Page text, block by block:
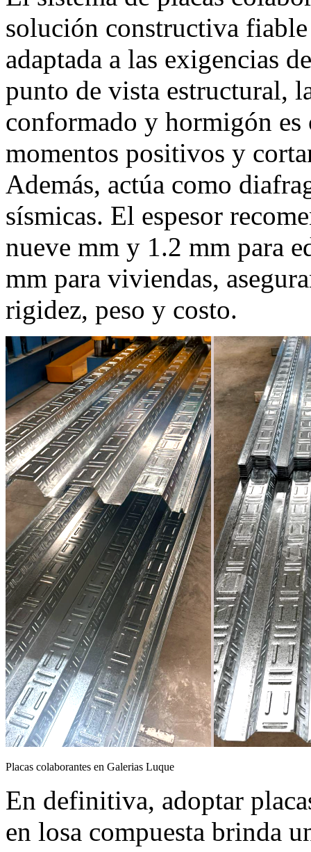
solución constructiva
adaptada a las exigencias
punto de vista estructural,
conformado y hormigón es
momentos positivos y
Además, actúa como
sísmicas. El espesor
nueve mm y 1.2 mm para
mm para viviendas,
rigidez, peso y costo.
Placas colaborantes en Galerias Luque
En definitiva, adoptar
en losa compuesta brinda